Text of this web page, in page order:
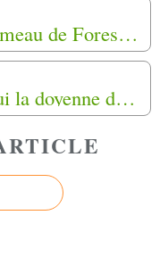
Une photo, une histoire, Hameau de Forestage Chalvignac Hameau de Aynes (15)
Narbonne : Fatma Hamzaoui la doyenne des épouses de harkis distinguée à 92 ans